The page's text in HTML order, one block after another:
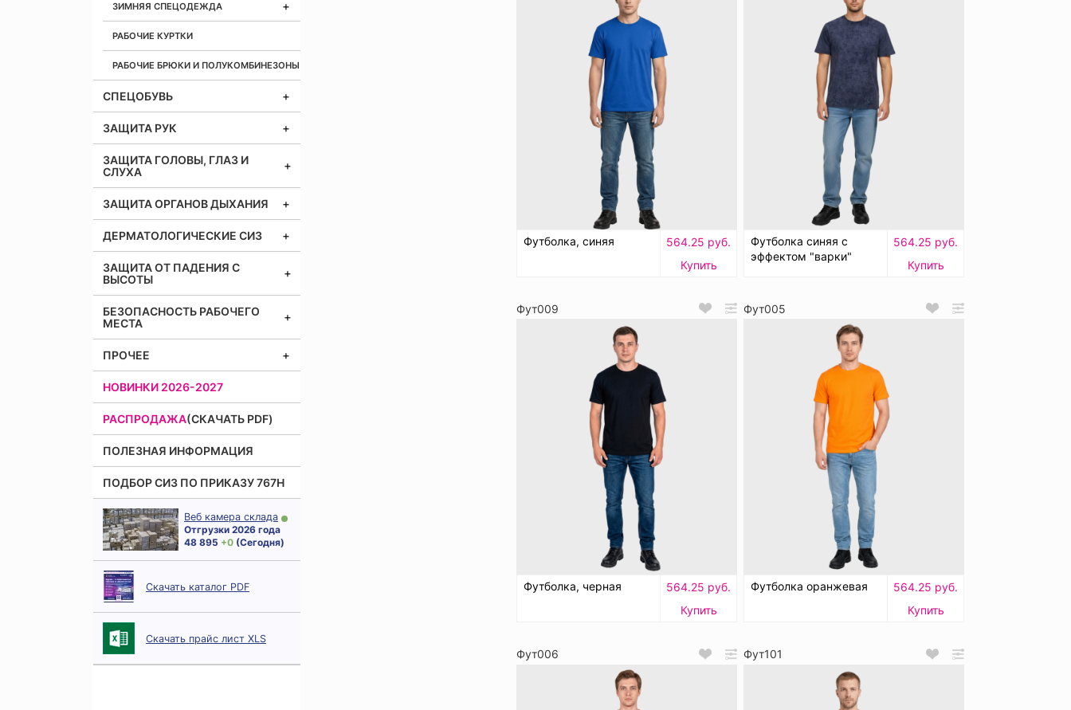
ЗИМНЯЯ СПЕЦОДЕЖДА
РАБОЧИЕ КУРТКИ
РАБОЧИЕ БРЮКИ И ПОЛУКОМБИНЕЗОНЫ
СПЕЦОБУВЬ
ЗАЩИТА РУК
ЗАЩИТА ГОЛОВЫ, ГЛАЗ И
СЛУХА
ЗАЩИТА ОРГАНОВ ДЫХАНИЯ
ДЕРМАТОЛОГИЧЕСКИЕ СИЗ
ЗАЩИТА ОТ ПАДЕНИЯ С
ВЫСОТЫ
БЕЗОПАСНОСТЬ РАБОЧЕГО
МЕСТА
ПРОЧЕЕ
НОВИНКИ 2026-2027
РАСПРОДАЖА(СКАЧАТЬ PDF)
ПОЛЕЗНАЯ ИНФОРМАЦИЯ
ПОДБОР СИЗ ПО ПРИКАЗУ 767Н
Веб камера склада
Отгрузки 2026 года
48 895 + 0 (Сегодня)
Скачать каталог PDF
Скачать прайс лист XLS
Футболка, синяя
564.25 руб.
Купить
Футболка синяя с
эффектом "варки"
564.25 руб.
Купить
Фут009
Футболка, черная
564.25 руб.
Купить
Фут005
Футболка оранжевая
564.25 руб.
Купить
Фут006 Фут101